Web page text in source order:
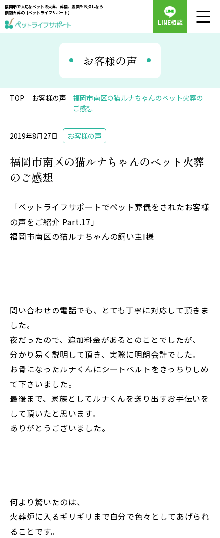
福岡市で大切なペットの火葬、葬儀、霊園をお探しなら
個別火葬の【ペットライフサポート】
LINE相談
お客様の声
TOP お客様の声
福岡市南区の猫ルナちゃんのペット火葬の
ご感想
2019年8月27日 お客様の声
福岡市南区の猫ルナちゃんのペット火葬
のご感想
「ペットライフサポートでペット葬儀をされたお客様
の声をご紹介 Part.17」
福岡市南区の猫ルナちゃんの飼い主I様
問い合わせの電話でも、とても丁寧に対応して頂きま
した。
夜だったので、追加料金があるとのことでしたが、
分かり易く説明して頂き、実際に明朗会計でした。
お骨になったルナくんにシートベルトをきっちりしめ
て下さいました。
最後まで、家族としてルナくんを送り出すお手伝いを
して頂いたと思います。
ありがとうございました。
何より驚いたのは、
火葬炉に入るギリギリまで自分で色々としてあげられ
ることです。